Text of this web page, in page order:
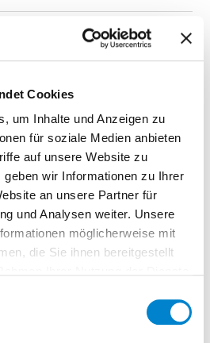
Cookies
um Inhalte und Anzeigen zu
für soziale Medien anbieten
auf unsere Website zu
wir Informationen zu Ihrer
an unsere Partner für
und Analysen weiter. Unsere
möglicherweise mit
die Sie ihnen bereitgestellt
Röhrenspanplatte
Elegant.Schwarz trifft
setzt stilvolle Akzente durch
gefärbten V-Fugen, die
jeweiligen Oberfläche
verpresst und anschließend
für eine moderne Optik mit